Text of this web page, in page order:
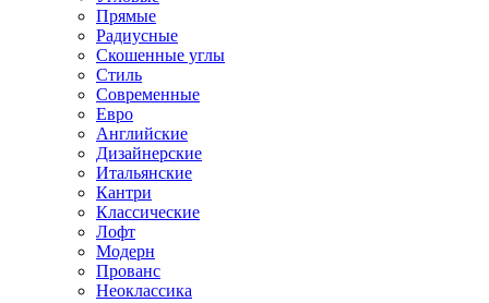
Прямые
Радиусные
Скошенные углы
Стиль
Современные
Евро
Английские
Дизайнерские
Итальянские
Кантри
Классические
Лофт
Модерн
Прованс
Неоклассика